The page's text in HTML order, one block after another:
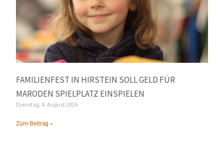
FAMILIENFEST IN HIRSTEIN SOLL GELD FÜR
MARODEN SPIELPLATZ EINSPIELEN
Dienstag, 4. August 2026
Zum Beitrag »